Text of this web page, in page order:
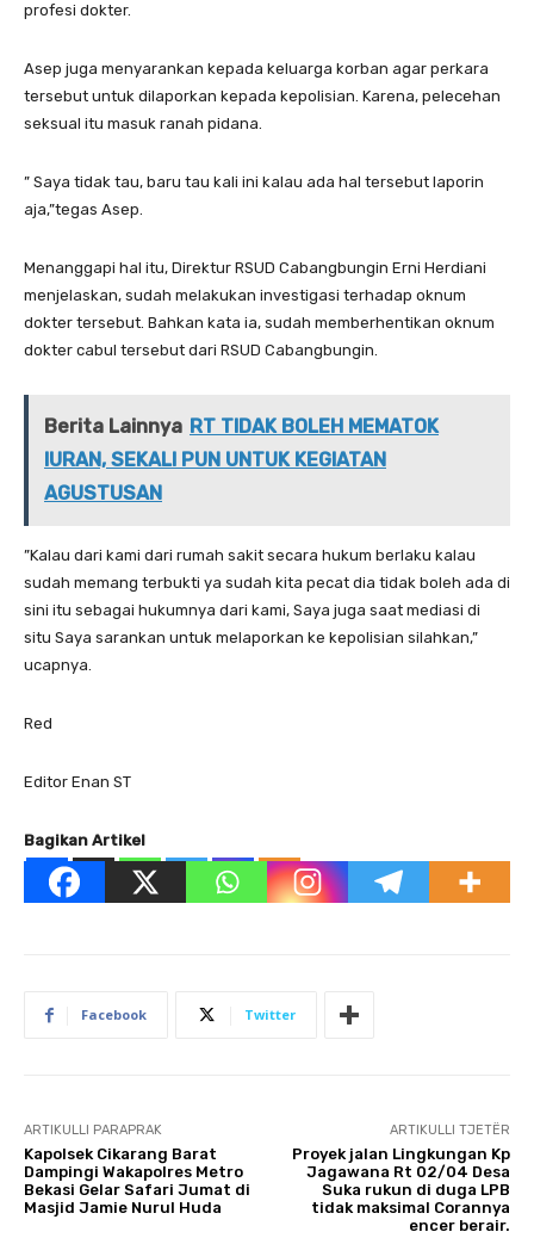
profesi dokter.
‎‎Asep juga menyarankan kepada keluarga korban agar perkara
tersebut untuk dilaporkan kepada kepolisian. Karena, pelecehan
seksual itu masuk ranah pidana.
‎‎” Saya tidak tau, baru tau kali ini kalau ada hal tersebut laporin
aja,”tegas Asep.
‎‎Menanggapi hal itu, Direktur RSUD Cabangbungin Erni Herdiani
menjelaskan, sudah melakukan investigasi terhadap oknum
dokter tersebut. Bahkan kata ia, sudah memberhentikan oknum
dokter cabul tersebut dari RSUD Cabangbungin.
Berita Lainnya RT TIDAK BOLEH MEMATOK
IURAN, SEKALI PUN UNTUK KEGIATAN
AGUSTUSAN
‎”Kalau dari kami dari rumah sakit secara hukum berlaku kalau
sudah memang terbukti ya sudah kita pecat dia tidak boleh ada di
sini itu sebagai hukumnya dari kami, Saya juga saat mediasi di
situ Saya sarankan untuk melaporkan ke kepolisian silahkan,”
ucapnya.
Red
Editor Enan ST
Bagikan Artikel
Facebook Twitter
ARTIKULLI PARAPRAK
Kapolsek Cikarang Barat
Dampingi Wakapolres Metro
Bekasi Gelar Safari Jumat di
Masjid Jamie Nurul Huda
ARTIKULLI TJETËR
Proyek jalan Lingkungan Kp
Jagawana Rt 02/04 Desa
Suka rukun di duga LPB
tidak maksimal Corannya
encer berair.